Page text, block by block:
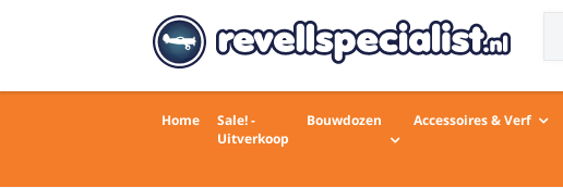
Home
Sale! -
Uitverkoop
Bouwdozen Accessoires & Verf